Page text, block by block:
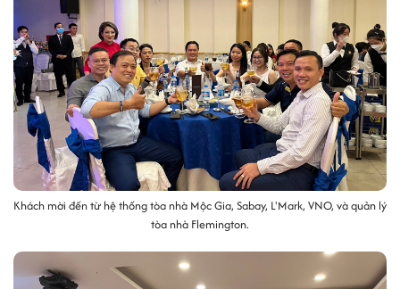
Khách mời đến từ hệ thống tòa nhà Mộc Gia, Sabay, L'Mark, VNO, và quản lý
tòa nhà Flemington.